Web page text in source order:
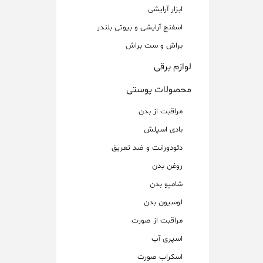
ابزار آرایشی
اسفنج آرایشی و بیوتی بلندر
براش و ست براش
لوازم برقی
محصولات پوستی
مراقبت از بدن
بادی اسپلش
دئودورانت و ضد تعریق
روغن بدن
شامپو بدن
لوسیون بدن
مراقبت از صورت
اسپری آب
اسکراب صورت